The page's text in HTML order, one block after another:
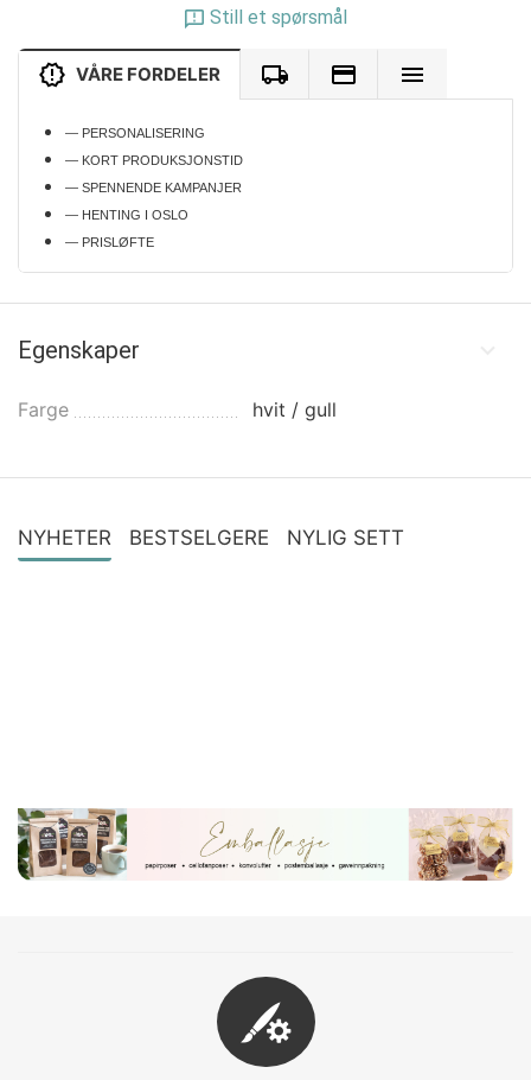
Still et spørsmål
VÅRE FORDELER
— PERSONALISERING
— KORT PRODUKSJONSTID
— SPENNENDE KAMPANJER
— HENTING I OSLO
— PRISLØFTE
Egenskaper
Farge hvit / gull
NYHETER BESTSELGERE NYLIG SETT